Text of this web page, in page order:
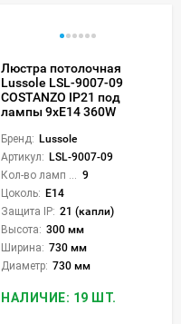
Люстра потолочная
Lussole LSL-9007-09
COSTANZO IP21 под
лампы 9xE14 360W
Бренд: Lussole
Артикул: LSL-9007-09
9
Цоколь: E14
Защита IP: 21 (капли)
Высота: 300 мм
Ширина: 730 мм
Диаметр: 730 мм
НАЛИЧИЕ: 19 ШТ.